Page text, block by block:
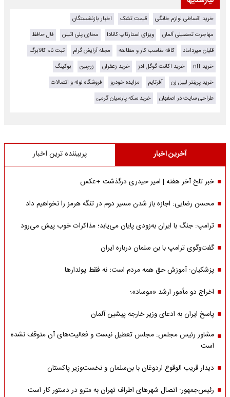
خرید اقساطی لوازم خانگی قیمت تشک
اخبار بازنشستگان
مهاجرت تحصیلی آلمان
ویزای استارتاپ کانادا مخازن پلی اتیلن
فال حافظ
قلیان میرداماد
کافه مناسب کار و مطالعه مجله آرایش گرام
ثبت نام کالابرگ
خرید nft
خرید اکانت گوگل ادز خرید زعفران زرچین
بوکینگ
خرید پرینتر لیبل زن
آفرتایم مزایده خودرو
فروشگاه لوله و اتصالات
طراحی سایت در اصفهان
خرید سکه پارسیان گرمی
آخرین اخبار پربیننده ترین اخبار
خبر تلخ آخر هفته | امیر حیدری درگذشت +عکس
محسن رضایی: اجازه باز شدن مسیر دوم در تنگه هرمز را نخواهیم داد
ترامپ: جنگ با ایران به‌زودی پایان می‌یابد؛ مذاکرات خوب پیش می‌رود
گفت‌وگوی ترامپ با بن سلمان درباره ایران
پزشکیان: آموزش حق همه مردم است؛ نه فقط پولدارها
اخراج دو مأمور ارشد «موساد»؛
پاسخ ایران به ادعای وزیر خارجه پیشین آلمان
مشاور رئیس مجلس: مجلس تعطیل نیست و فعالیت‌های آن متوقف نشده
است
دیدار قریب الوقوع اردوغان با بن‌سلمان و نخست‌وزیر پاکستان
رئیس‌جمهور: اتصال شهرهای اطراف تهران به مترو در دستور کار است